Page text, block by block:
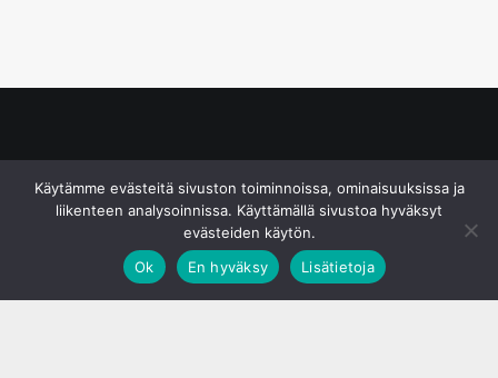
Käytämme evästeitä sivuston toiminnoissa, ominaisuuksissa ja
liikenteen analysoinnissa. Käyttämällä sivustoa hyväksyt
evästeiden käytön.
Ok
En hyväksy Lisätietoja